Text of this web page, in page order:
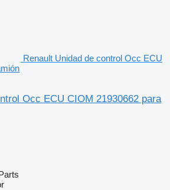
Renault Unidad de control Occ ECU
Occ ECU CIOM 21930662 para